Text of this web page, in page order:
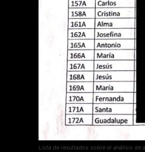
Lista de resultados sobre el análisis de